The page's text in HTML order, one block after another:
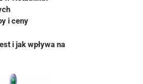
i ceny
i jak wpływa na